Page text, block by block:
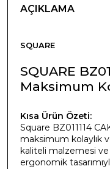
AÇIKLAMA
SQUARE
SQUARE
Maksimum
Kısa Ürün Özeti:
Square BZ011114
maksimum kolaylık
kaliteli malzemesi ve
ergonomik